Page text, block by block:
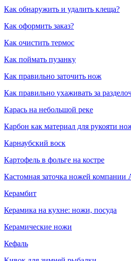
Как обнаружить и удалить клеща?
Как оформить заказ?
Как очистить термос
Как поймать пузанку
Как правильно заточить нож
Как правильно ухаживать за
Карась на небольшой реке
Карбон как материал для рукояти
Карнаубский воск
Картофель в фольге на костре
Кастомная заточка ножей
Керамбит
Керамика на кухне: ножи, посуда
Керамические ножи
Кефаль